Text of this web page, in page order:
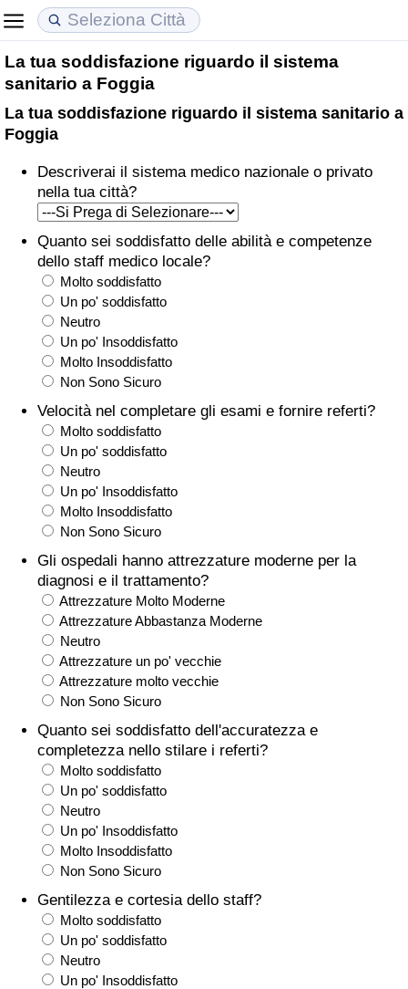
La tua soddisfazione riguardo il sistema
sanitario a Foggia
La tua soddisfazione riguardo il sistema sanitario a
Foggia
Descriverai il sistema medico nazionale o privato
nella tua città?
Quanto sei soddisfatto delle abilità e competenze
dello staff medico locale?
Molto soddisfatto
Un po' soddisfatto
Neutro
Un po' Insoddisfatto
Molto Insoddisfatto
Non Sono Sicuro
Velocità nel completare gli esami e fornire referti?
Molto soddisfatto
Un po' soddisfatto
Neutro
Un po' Insoddisfatto
Molto Insoddisfatto
Non Sono Sicuro
Gli ospedali hanno attrezzature moderne per la
diagnosi e il trattamento?
Attrezzature Molto Moderne
Attrezzature Abbastanza Moderne
Neutro
Attrezzature un po' vecchie
Attrezzature molto vecchie
Non Sono Sicuro
Quanto sei soddisfatto dell'accuratezza e
completezza nello stilare i referti?
Molto soddisfatto
Un po' soddisfatto
Neutro
Un po' Insoddisfatto
Molto Insoddisfatto
Non Sono Sicuro
Gentilezza e cortesia dello staff?
Molto soddisfatto
Un po' soddisfatto
Neutro
Un po' Insoddisfatto
Costo della vita
Indice Del Costo Della Vita (corrente)
Indice Del Costo Della Vita
Indice del Costo della Vita per Nazione
ad Aqaba
Prezzi degli immobili
Indice del Prezzo delle Case (Corrente)
Indice del Prezzo delle Case
Indice del Prezzo delle Case per Nazione
Qualità della Vita
Indice della Qualità della Vita
Indice della Qualità della Vita (Corrente)
Indice della qualità della vita per Paese
Criminalità
Indice del Tasso di Criminalità (Corrente)
Indice della Criminalità
Assistenza Sanitaria
Indice dell’Assistenza Sanitaria (Corrente)
Indice dell’Assistenza Sanitaria
Indice dell’Assistenza Sanitaria per
Nazione
Inquinamento
Indice dell’Inquinamento (Corrente)
Indice di inquinamento
Indice dell’Inquinamento per Nazione
Traffico
Indice del Traffico
Indice del traffico (Corrente)
Indice del traffico per Nazione